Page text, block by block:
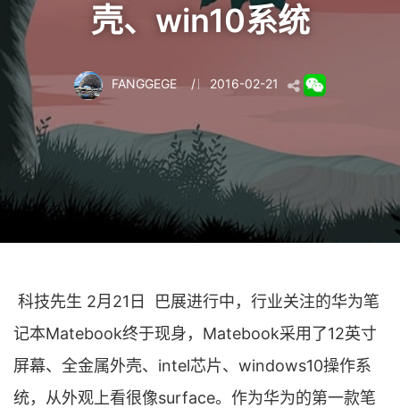
壳、win10系统
FANGGEGE / 2016-02-21
科技先生 2月21日 巴展进行中，行业关注的华为笔
记本Matebook终于现身，Matebook采用了12英寸
屏幕、全金属外壳、intel芯片、windows10操作系
统，从外观上看很像surface。作为华为的第一款笔